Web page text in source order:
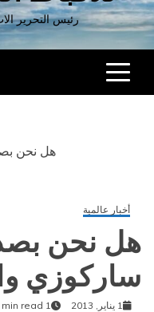
رئيس التحرير
هل نحن
أخبار عالمية
هل نحن
ساركوزي
1 يناير, 2013 1 min read